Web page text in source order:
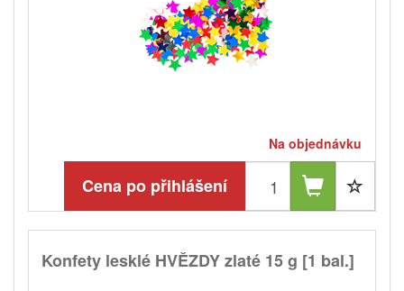
Na objednávku
Cena po přihlášení
Konfety lesklé HVĚZDY zlaté 15 g [1 bal.]